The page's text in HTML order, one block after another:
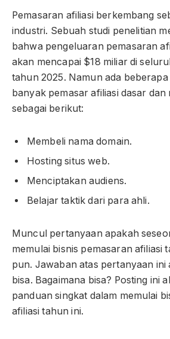
Pemasaran afiliasi berkembang
industri. Sebuah studi penelitian
bahwa pengeluaran pemasaran
akan mencapai $18 miliar di
tahun 2025. Namun ada beberapa
banyak pemasar afiliasi dasar dan
sebagai berikut:
Membeli nama domain.
Hosting situs web.
Menciptakan audiens.
Belajar taktik dari para ahli.
Muncul pertanyaan apakah
memulai bisnis pemasaran afiliasi
pun. Jawaban atas pertanyaan ini
bisa. Bagaimana bisa? Posting ini
panduan singkat dalam memulai
afiliasi tahun ini.